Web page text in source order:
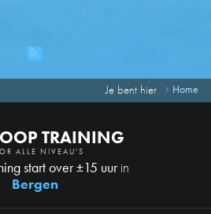
Je bent hier Home
TRAINING
ALLE NIVEAU'S
start over ±15 uurin
Bergen